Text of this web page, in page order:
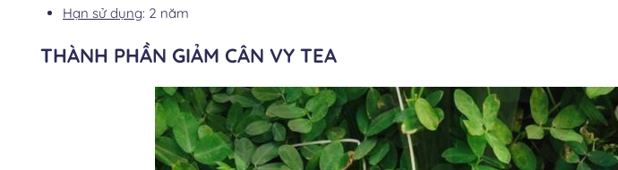
Hạn sử dụng: 2 năm
THÀNH PHẦN GIẢM CÂN VY TEA